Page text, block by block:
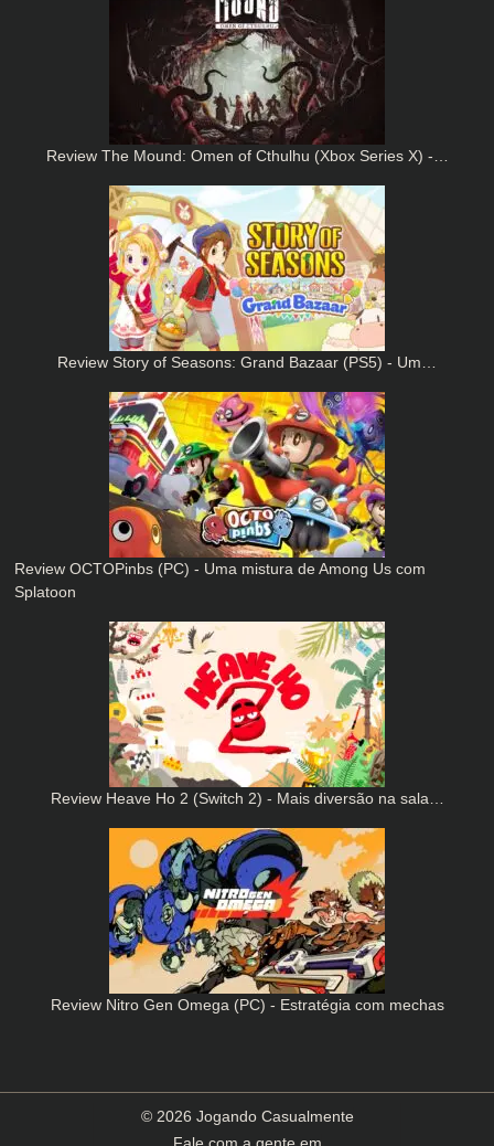
Review The Mound: Omen of Cthulhu (Xbox Series X) -…
Review Story of Seasons: Grand Bazaar (PS5) - Um…
Review OCTOPinbs (PC) - Uma mistura de Among Us com
Splatoon
Review Heave Ho 2 (Switch 2) - Mais diversão na sala…
Review Nitro Gen Omega (PC) - Estratégia com mechas
© 2026 Jogando Casualmente
Fale com a gente em